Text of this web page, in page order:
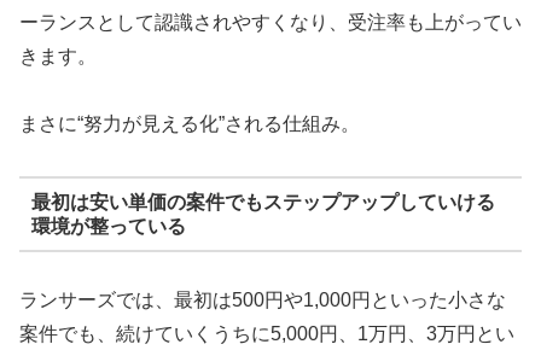
ーランスとして認識されやすくなり、受注率も上がってい
きます。
まさに“努力が見える化”される仕組み。
最初は安い単価の案件でもステップアップしていける
環境が整っている
ランサーズでは、最初は500円や1,000円といった小さな
案件でも、続けていくうちに5,000円、1万円、3万円とい